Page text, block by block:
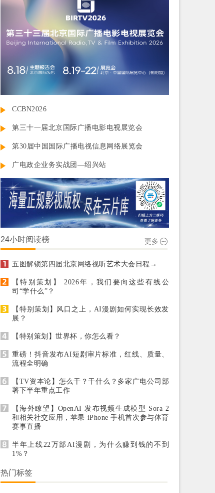
CCBN2026
第三十一届北京国际广播电影电视展览会
第30届中国国际广播电视信息网络展览会
广电政企业务实战团—绍兴站
24小时阅读榜 更多
五图解锁第四届北京网络视听艺术大会日程→
【特别策划】 2026年，我们要向这些有线公
司“学什么”？
【特别策划】风口之上，AI漫剧如何实现长效发
展？
【特别策划】世界杯，你怎么看？
重磅！抖音发布AI短剧审片标准，红线、质量、
流程全明确
【TV资本论】怎么干？干什么？多家广电公司部
署下半年重点工作
【海外瞭望】OpenAI 发布视频生成模型 Sora 2
和相关社交应用，苹果 iPhone 手机首次参与体育
赛事直播
半年上线22万部AI漫剧，为什么赚到钱的不到
1%？
热门标签